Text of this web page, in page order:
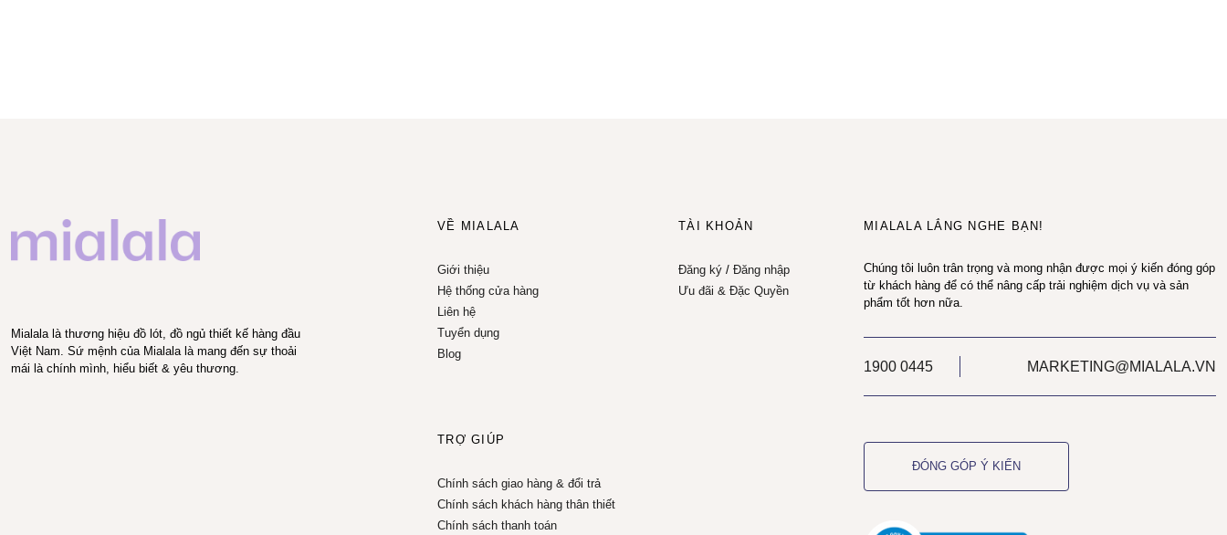
Mialala là thương hiệu đồ lót, đồ ngủ thiết kế hàng đầu
Việt Nam. Sứ mệnh của Mialala là mang đến sự thoải
mái là chính mình, hiểu biết & yêu thương.
VỀ MIALALA
Giới thiệu
Hệ thống cửa hàng
Liên hệ
Tuyển dụng
Blog
TÀI KHOẢN
Đăng ký/ Đăng nhập
Ưu đãi & Đặc Quyền
TRỢ GIÚP
Chính sách giao hàng & đổi trả
Chính sách khách hàng thân thiết
Chính sách thanh toán
MIALALA LẮNG NGHE BẠN!
Chúng tôi luôn trân trọng và mong nhận được mọi ý kiến đóng góp
từ khách hàng để có thể nâng cấp trải nghiệm dịch vụ và sản
phẩm tốt hơn nữa.
1900 0445 MARKETING@MIALALA.VN
ĐÓNG GÓP Ý KIẾN